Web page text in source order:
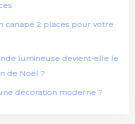
canapé 2 places pour votre
lumineuse devient-elle le
de Noël ?
décoration moderne ?